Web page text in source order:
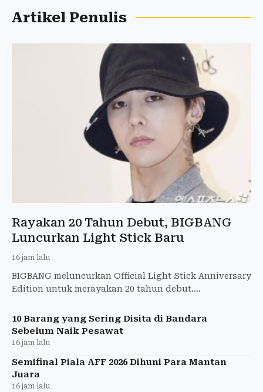
Artikel Penulis
Rayakan 20 Tahun Debut, BIGBANG
Luncurkan Light Stick Baru
16 jam lalu
BIGBANG meluncurkan Official Light Stick Anniversary
Edition untuk merayakan 20 tahun debut.
COSMOS yang j
10 Barang yang Sering Disita di Bandara
Sebelum Naik Pesawat
16 jam lalu
Semifinal Piala AFF 2026 Dihuni Para Mantan
Juara
16 jam lalu